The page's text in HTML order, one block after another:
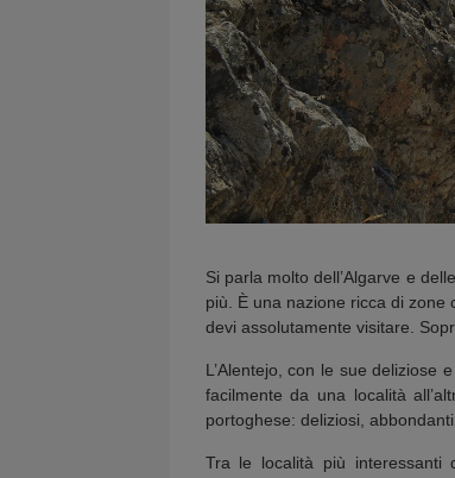
Si parla molto dell’Algarve e
più. È una nazione ricca di zone
devi assolutamente visitare.
L’Alentejo, con le sue deliziose
facilmente da una località
portoghese: deliziosi,
Tra le località più interessanti